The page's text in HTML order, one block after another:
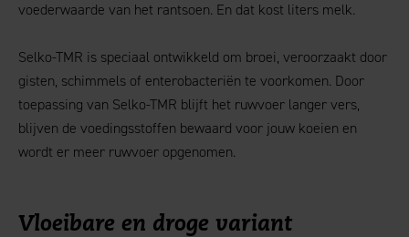
voederwaarde van het rantsoen. En dat kost liters melk.
Selko-TMR is speciaal ontwikkeld om broei, veroorzaakt door
gisten, schimmels of enterobacteriën te voorkomen. Door
toepassing van Selko-TMR blijft het ruwvoer langer vers,
blijven de voedingsstoffen bewaard voor jouw koeien en
wordt er meer ruwvoer opgenomen.
Vloeibare en droge variant